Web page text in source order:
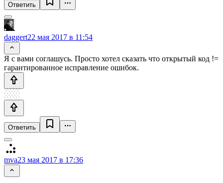
Ответить
daggert22 мая 2017 в 11:54
Я с вами соглашусь. Просто хотел сказать что открытый код !=
гарантированное исправление ошибок.
Ответить
mva23 мая 2017 в 17:36